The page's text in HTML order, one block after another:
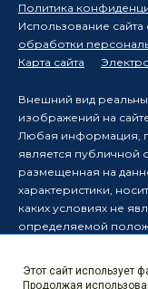
Политика
Использование сайта
обработки
Карта сайта
Внешний вид
изображений на
Любая информация,
является
размещенная на
характеристики,
каких условиях не
определяемой
Производитель
порядке вносить
Этот сайт использует
Продолжая